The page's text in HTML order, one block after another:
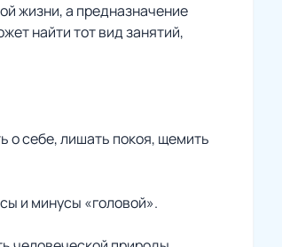
жизни, а предназначение
найти тот вид занятий,
о себе, лишать покоя, щемить
и минусы «головой».